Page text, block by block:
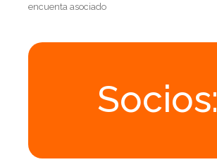
encuenta asociado
Socios: